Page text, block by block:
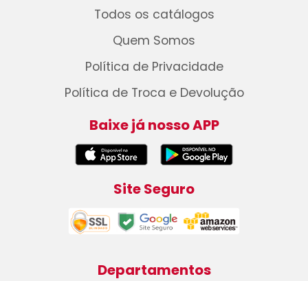
Todos os catálogos
Quem Somos
Política de Privacidade
Política de Troca e Devolução
Baixe já nosso APP
Site Seguro
Departamentos